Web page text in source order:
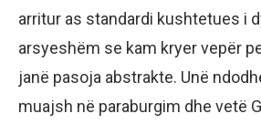
arritur as standardi kushtetues i
arsyeshëm se kam kryer vepër
janë pasoja abstrakte. Unë
muajsh në paraburgim dhe vetë